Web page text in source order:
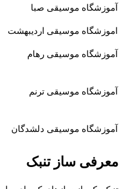
آموزشگاه موسیقی صبا
اموزشگاه موسیقی اردیبهشت
آموزشگاه موسیقی رهام
آموزشگاه موسیقی ترنم
آموزشگاه موسیقی دلشدگان
معرفی ساز تنبک